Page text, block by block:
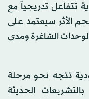
تتفاعل تدريجياً مع
الأثر سيعتمد على
الشاغرة ومدى
تتجه نحو مرحلة
الحديثة